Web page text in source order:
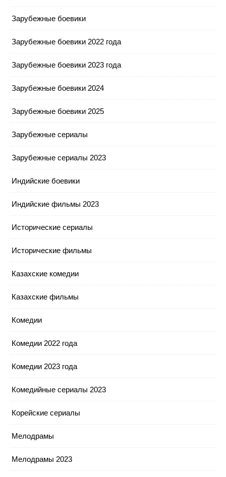
Зарубежные боевики
Зарубежные боевики 2022 года
Зарубежные боевики 2023 года
Зарубежные боевики 2024
Зарубежные боевики 2025
Зарубежные сериалы
Зарубежные сериалы 2023
Индийские боевики
Индийские фильмы 2023
Исторические сериалы
Исторические фильмы
Казахские комедии
Казахские фильмы
Комедии
Комедии 2022 года
Комедии 2023 года
Комедийные сериалы 2023
Корейские сериалы
Мелодрамы
Мелодрамы 2023